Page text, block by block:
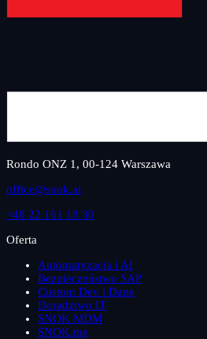
Rondo ONZ 1, 00-124 Warszawa
office@snok.ai
+48 22 161 18 30
Oferta
Automatyzacja i AI
Bezpieczeństwo SAP
Custom Dev i Dane
Doradztwo IT
SNOK MDM
SNOK.me